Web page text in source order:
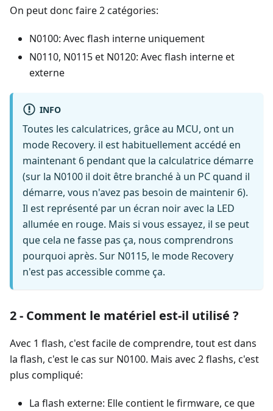
On peut donc faire 2 catégories:
N0100: Avec flash interne uniquement
N0110, N0115 et N0120: Avec flash interne et
externe
INFO
Toutes les calculatrices, grâce au MCU, ont un
mode Recovery. il est habituellement accédé en
maintenant 6 pendant que la calculatrice démarre
(sur la N0100 il doit être branché à un PC quand il
démarre, vous n'avez pas besoin de maintenir 6).
Il est représenté par un écran noir avec la LED
allumée en rouge. Mais si vous essayez, il se peut
que cela ne fasse pas ça, nous comprendrons
pourquoi après. Sur N0115, le mode Recovery
n'est pas accessible comme ça.
2 - Comment le matériel est-il utilisé ?
Avec 1 flash, c'est facile de comprendre, tout est dans
la flash, c'est le cas sur N0100. Mais avec 2 flashs, c'est
plus compliqué:
La flash externe: Elle contient le firmware, ce que